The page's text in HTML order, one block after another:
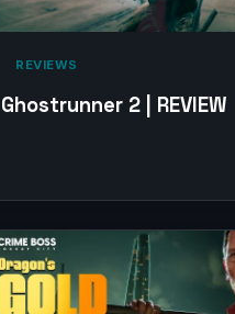
‎ REVIEWS‎
Ghostrunner 2 | REVIEW